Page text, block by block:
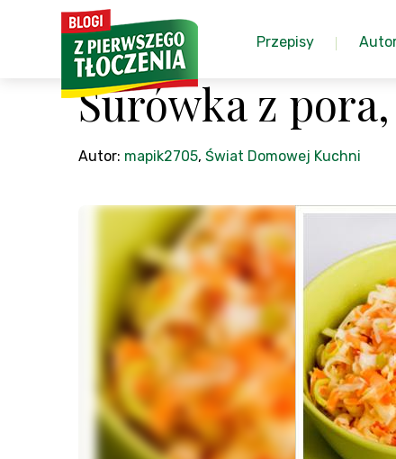
Przepisy
Surówka z
Autor: mapik2705, Świat Domowej Kuchni